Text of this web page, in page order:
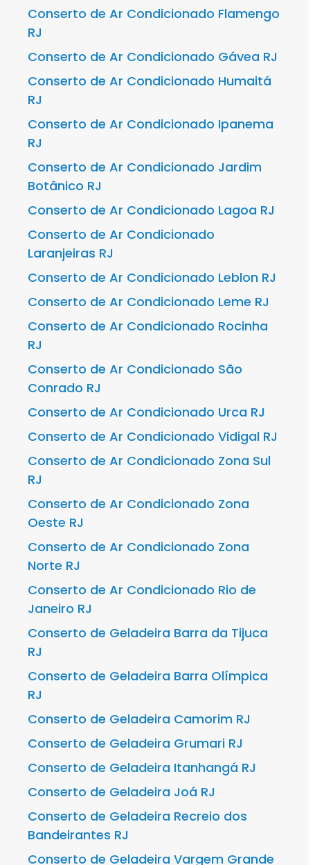
Conserto de Ar Condicionado Flamengo
RJ
Conserto de Ar Condicionado Gávea RJ
Conserto de Ar Condicionado Humaitá
RJ
Conserto de Ar Condicionado Ipanema
RJ
Conserto de Ar Condicionado Jardim
Botânico RJ
Conserto de Ar Condicionado Lagoa RJ
Conserto de Ar Condicionado
Laranjeiras RJ
Conserto de Ar Condicionado Leblon RJ
Conserto de Ar Condicionado Leme RJ
Conserto de Ar Condicionado Rocinha
RJ
Conserto de Ar Condicionado São
Conrado RJ
Conserto de Ar Condicionado Urca RJ
Conserto de Ar Condicionado Vidigal RJ
Conserto de Ar Condicionado Zona Sul
RJ
Conserto de Ar Condicionado Zona
Oeste RJ
Conserto de Ar Condicionado Zona
Norte RJ
Conserto de Ar Condicionado Rio de
Janeiro RJ
Conserto de Geladeira Barra da Tijuca
RJ
Conserto de Geladeira Barra Olímpica
RJ
Conserto de Geladeira Camorim RJ
Conserto de Geladeira Grumari RJ
Conserto de Geladeira Itanhangá RJ
Conserto de Geladeira Joá RJ
Conserto de Geladeira Recreio dos
Bandeirantes RJ
Conserto de Geladeira Vargem Grande